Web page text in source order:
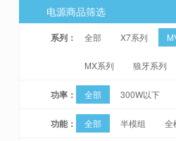
电源商品筛选
系列： 全部 X7系列
MX系列 狼牙系列
功率： 全部 300W以下
功能： 全部 半模组 全